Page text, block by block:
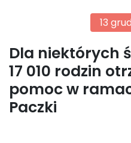
13
Dla niektórych
17 010 rodzin
pomoc w
Paczki